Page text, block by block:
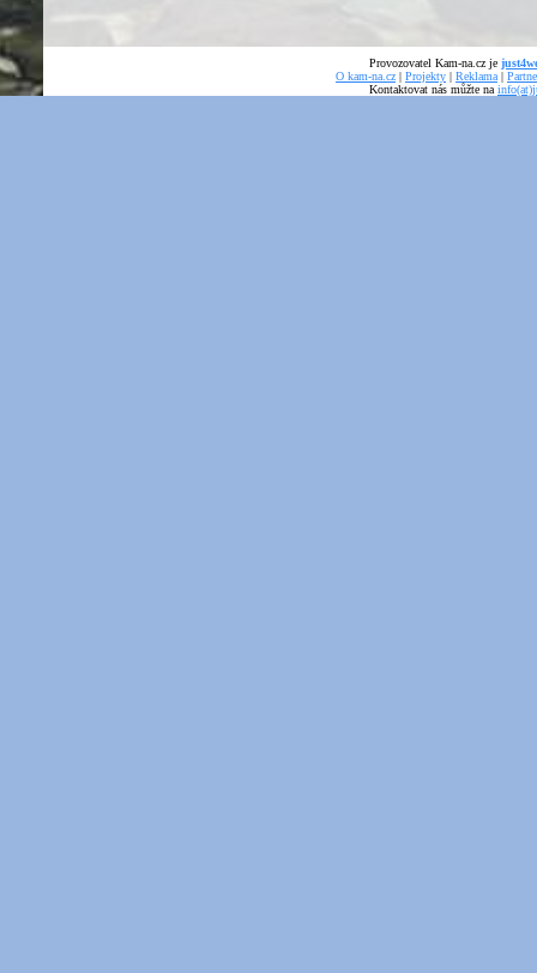
Provozovatel Kam-na.cz je
O kam-na.cz | Projekty | Reklama |
Kontaktovat nás můžte na